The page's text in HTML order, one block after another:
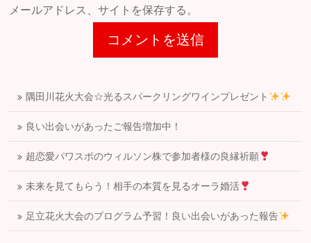
メールアドレス、サイトを保存する。
隅田川花火大会☆光るスパークリングワインプレゼント
良い出会いがあったご報告増加中！
超恋愛パワスポのウィルソン株で参加者様の良縁祈願
未来を見てもらう！相手の本質を見るオーラ婚活
足立花火大会のプログラム予習！良い出会いがあった報告